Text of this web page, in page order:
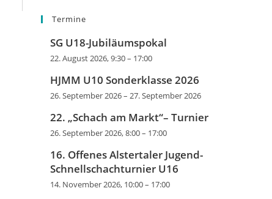
Termine
SG U18-Jubiläumspokal
22. August 2026, 9:30– 17:00
HJMM U10 Sonderklasse 2026
26. September 2026– 27. September 2026
22. „Schach am Markt“– Turnier
26. September 2026, 8:00– 17:00
16. Offenes Alstertaler Jugend-
Schnellschachturnier U16
14. November 2026, 10:00– 17:00